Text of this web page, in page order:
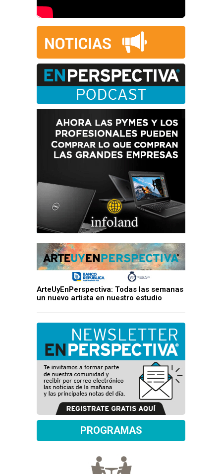
ArteUyEnPerspectiva: Todas las semanas
un nuevo artista en nuestro estudio
PROGRAMAS